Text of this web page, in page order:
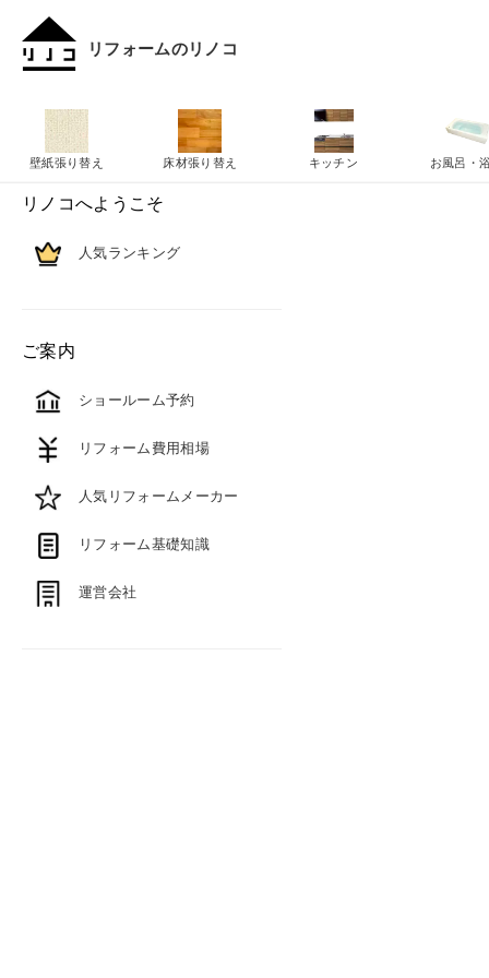
リフォームのリノコ
壁紙張り替え 床材張り替え キッチン お風呂・
リノコへようこそ
人気ランキング
ご案内
ショールーム予約
リフォーム費用相場
人気リフォームメーカー
リフォーム基礎知識
運営会社